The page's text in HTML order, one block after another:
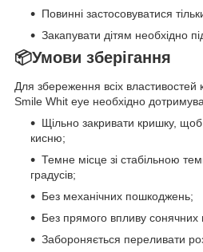
Повинні застосовуватися
Закапувати дітям необхідно
📦Умови зберігання
Для збереження всіх властивостей
Smile Whit eye необхідно
Щільно закривати кришку, щоб
кисню;
Темне місце зі стабільною
градусів;
Без механічних пошкоджень;
Без прямого впливу сонячних
Забороняється переливати